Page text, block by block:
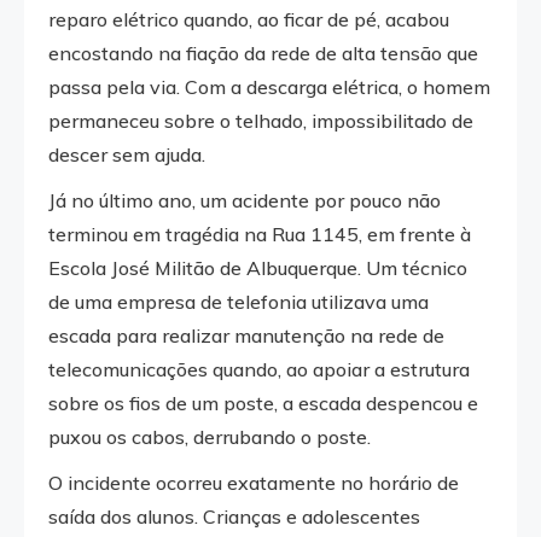
reparo elétrico quando, ao ficar de pé, acabou
encostando na fiação da rede de alta tensão que
passa pela via. Com a descarga elétrica, o homem
permaneceu sobre o telhado, impossibilitado de
descer sem ajuda.
Já no último ano, um acidente por pouco não
terminou em tragédia na Rua 1145, em frente à
Escola José Militão de Albuquerque. Um técnico
de uma empresa de telefonia utilizava uma
escada para realizar manutenção na rede de
telecomunicações quando, ao apoiar a estrutura
sobre os fios de um poste, a escada despencou e
puxou os cabos, derrubando o poste.
O incidente ocorreu exatamente no horário de
saída dos alunos. Crianças e adolescentes